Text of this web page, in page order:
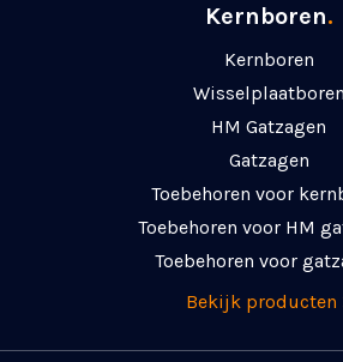
Kernboren.
Kernboren
Wisselplaatboren
HM Gatzagen
Gatzagen
Toebehoren voor
Toebehoren voor HM
Toebehoren voor
Bekijk producten